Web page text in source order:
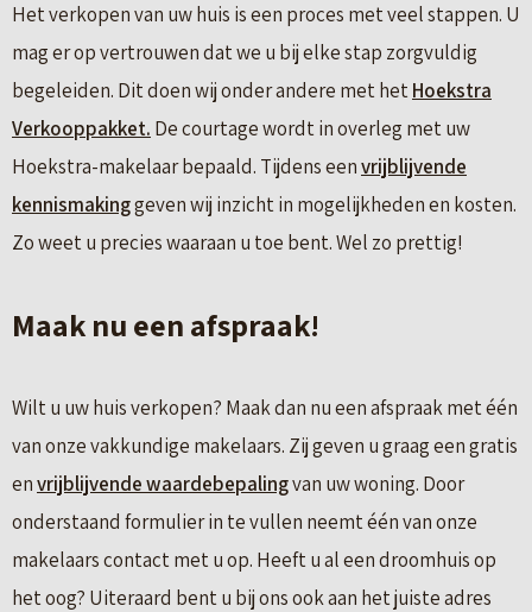
Het verkopen van uw huis is een proces met veel stappen. U
mag er op vertrouwen dat we u bij elke stap zorgvuldig
begeleiden. Dit doen wij onder andere met hetHoekstra
Verkooppakket. De courtage wordt in overleg met uw
Hoekstra-makelaar bepaald. Tijdens eenvrijblijvende
kennismakinggeven wij inzicht in mogelijkheden en kosten.
Zo weet u precies waaraan u toe bent. Wel zo prettig!
Maak nu een afspraak!
Wilt u uw huis verkopen? Maak dan nu een afspraak met één
van onze vakkundige makelaars. Zij geven u graag een gratis
envrijblijvende waardebepalingvan uw woning. Door
onderstaand formulier in te vullen neemt één van onze
makelaars contact met u op. Heeft u al een droomhuis op
het oog? Uiteraard bent u bij ons ook aan het juiste adres